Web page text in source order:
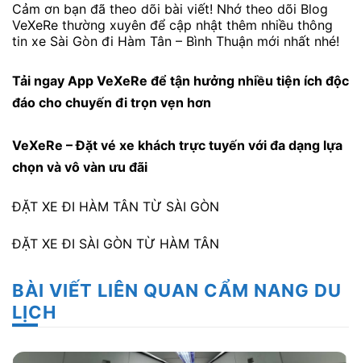
Cảm ơn bạn đã theo dõi bài viết! Nhớ theo dõi Blog
VeXeRe thường xuyên để cập nhật thêm nhiều thông
tin xe Sài Gòn đi Hàm Tân – Bình Thuận mới nhất nhé!
Tải ngay App VeXeRe để tận hưởng nhiều tiện ích độc
đáo cho chuyến đi trọn vẹn hơn
VeXeRe – Đặt vé xe khách trực tuyến với đa dạng lựa
chọn và vô vàn ưu đãi
ĐẶT XE ĐI HÀM TÂN TỪ SÀI GÒN
ĐẶT XE ĐI SÀI GÒN TỪ HÀM TÂN
BÀI VIẾT LIÊN QUAN CẨM NANG DU
LỊCH